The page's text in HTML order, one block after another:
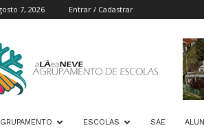
7, 2026 Entrar / Cadastrar
ESCOLAS SAE